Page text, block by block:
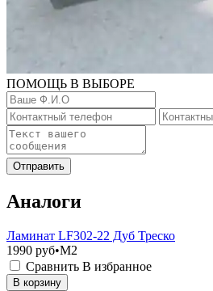
ПОМОЩЬ В ВЫБОРЕ
Отправить
Аналоги
Ламинат LF302-22 Дуб Треско
1990 руб•M2
Сравнить В избранное
В корзину